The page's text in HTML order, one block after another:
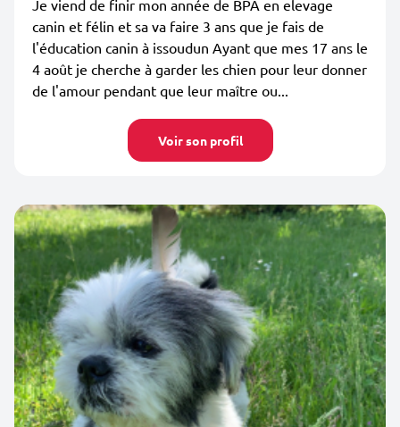
Je viend de finir mon année de BPA en elevage
canin et félin et sa va faire 3 ans que je fais de
l'éducation canin à issoudun Ayant que mes 17 ans le
4 août je cherche à garder les chien pour leur donner
de l'amour pendant que leur maître ou...
Voir son profil